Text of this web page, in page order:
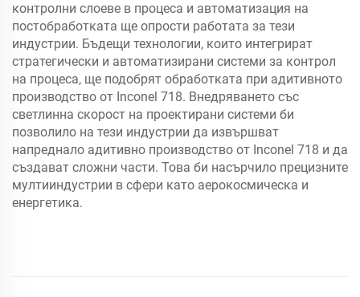
контролни слоеве в процеса и автоматизация на
постобработката ще опрости работата за тези
индустрии. Бъдещи технологии, които интегрират
стратегически и автоматизирани системи за контрол
на процеса, ще подобрят обработката при адитивното
производство от Inconel 718. Внедряването със
светлинна скорост на проектирани системи би
позволило на тези индустрии да извършват
напреднало адитивно производство от Inconel 718 и да
създават сложни части. Това би насърчило прецизните
мултииндустрии в сфери като аерокосмическа и
енергетика.